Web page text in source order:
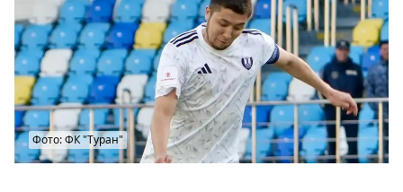
Фото: ФК "Туран"